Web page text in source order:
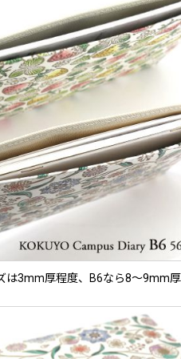
は3mm厚程度、B6なら8〜9mm